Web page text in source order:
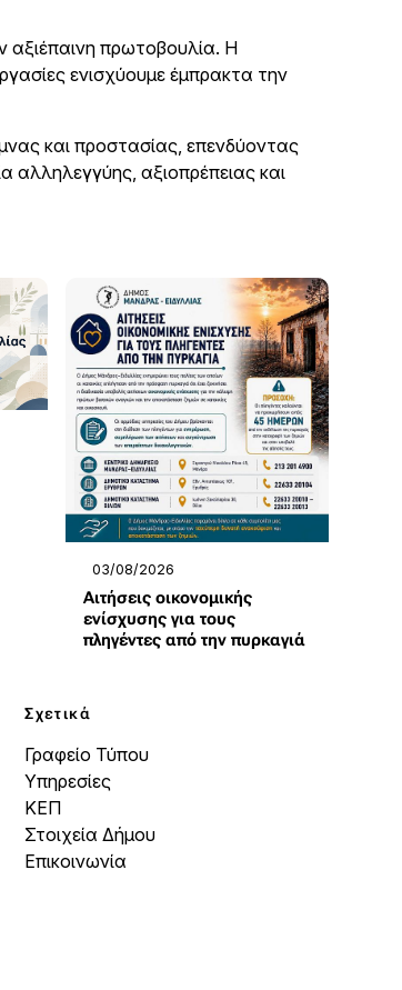
αξιέπαινη πρωτοβουλία. Η
ενισχύουμε έμπρακτα την
και προστασίας, επενδύοντας
αλληλεγγύης, αξιοπρέπειας και
03/08/2026
Αιτήσεις οικονομικής
ενίσχυσης για τους
πληγέντες από την πυρκαγιά
Σχετικά
Γραφείο Τύπου
Υπηρεσίες
ΚΕΠ
Στοιχεία Δήμου
Επικοινωνία